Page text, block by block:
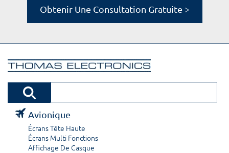
Obtenir Une Consultation Gratuite >
Avionique
Écrans Tête Haute
Écrans Multi Fonctions
Affichage De Casque